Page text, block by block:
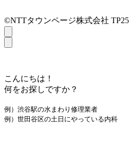
©NTTタウンページ株式会社 TP25-
こんにちは！
何をお探しですか？
例）渋谷駅の水まわり修理業者
例）世田谷区の土日にやっている内科